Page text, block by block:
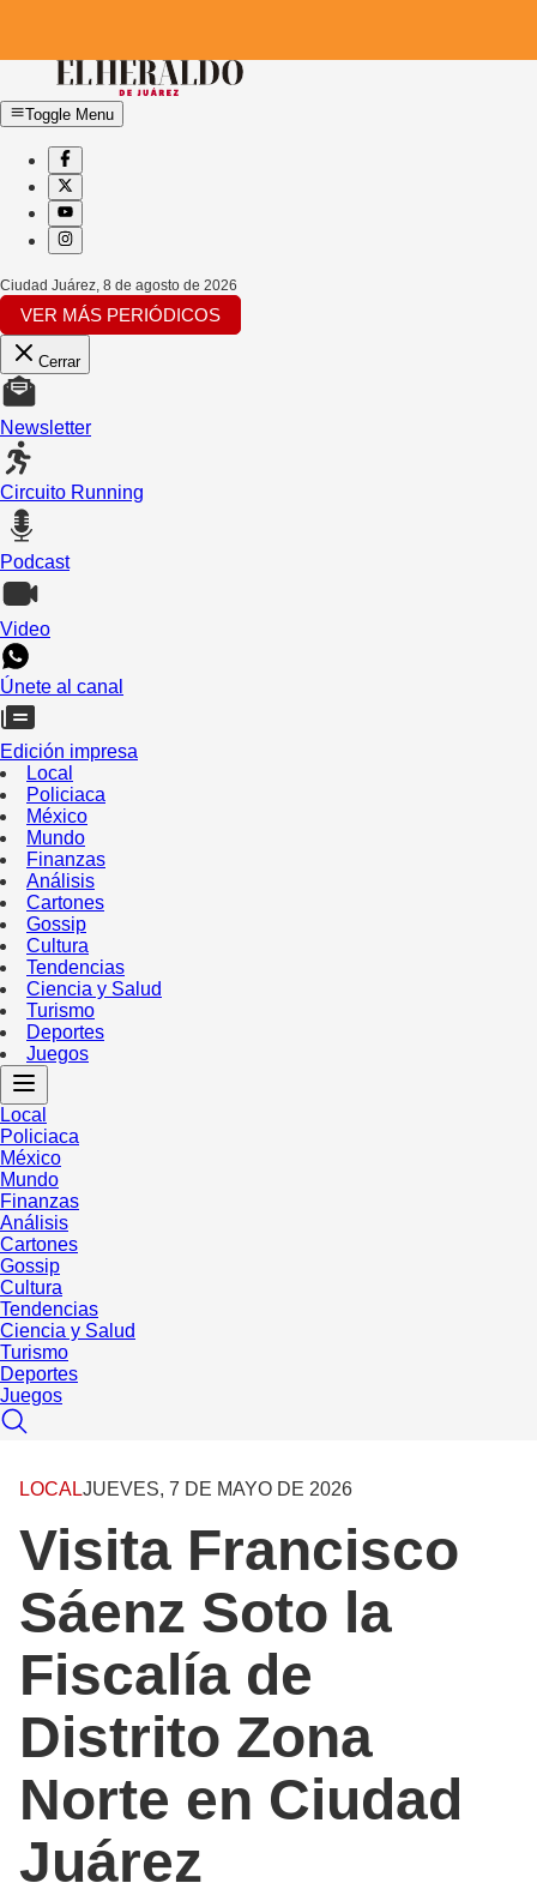
Toggle Menu
Ciudad Juárez 8 de agosto de 2026
VER MÁS PERIÓDICOS
Cerrar
Newsletter
Circuito Running
Podcast
Video
Únete al canal
Edición impresa
Local
Policiaca
México
Mundo
Finanzas
Análisis
Cartones
Gossip
Cultura
Tendencias
Ciencia y Salud
Turismo
Deportes
Juegos
Local
Policiaca
México
Mundo
Finanzas
Análisis
Cartones
Gossip
Cultura
Tendencias
Ciencia y Salud
Turismo
Deportes
Juegos
LOCALJUEVES, 7 DE MAYO DE 2026
Visita Francisco
Sáenz Soto la
Fiscalía de
Distrito Zona
Norte en Ciudad
Juárez